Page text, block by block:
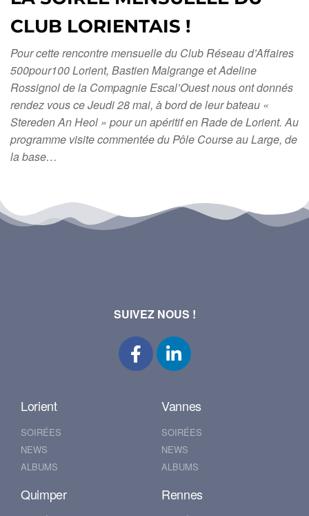
CLUB LORIENTAIS !
Pour cette rencontre mensuelle du Club Réseau d’Affaires
500pour100 Lorient, Bastien Malgrange et Adeline
Rossignol de la Compagnie Escal’Ouest nous ont donnés
rendez vous ce Jeudi 28 mai, à bord de leur bateau «
Stereden An Heol » pour un apéritif en Rade de Lorient. Au
programme visite commentée du Pôle Course au Large, de
la base…
SUIVEZ NOUS !
Lorient
SOIRÉES
NEWS
ALBUMS
Vannes
SOIRÉES
NEWS
ALBUMS
Quimper Rennes